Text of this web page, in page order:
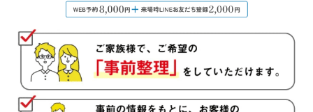
■問１５.現在の借り入れ状況についてお聞かせください
種類